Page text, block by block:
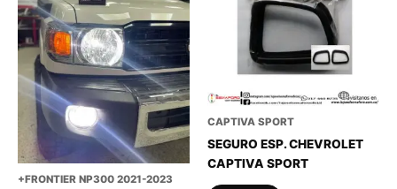
+FRONTIER NP300 2021-2023
CAPTIVA SPORT
SEGURO ESP. CHEVROLET
CAPTIVA SPORT